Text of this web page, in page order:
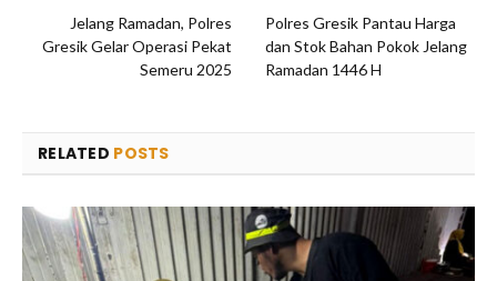
Jelang Ramadan, Polres
Gresik Gelar Operasi Pekat
Semeru 2025
Polres Gresik Pantau Harga
dan Stok Bahan Pokok Jelang
Ramadan 1446 H
RELATED POSTS